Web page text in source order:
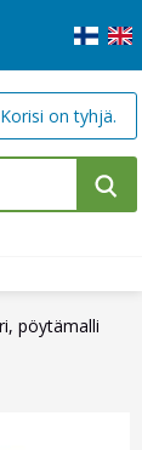
Korisi on tyhjä.
pöytämalli